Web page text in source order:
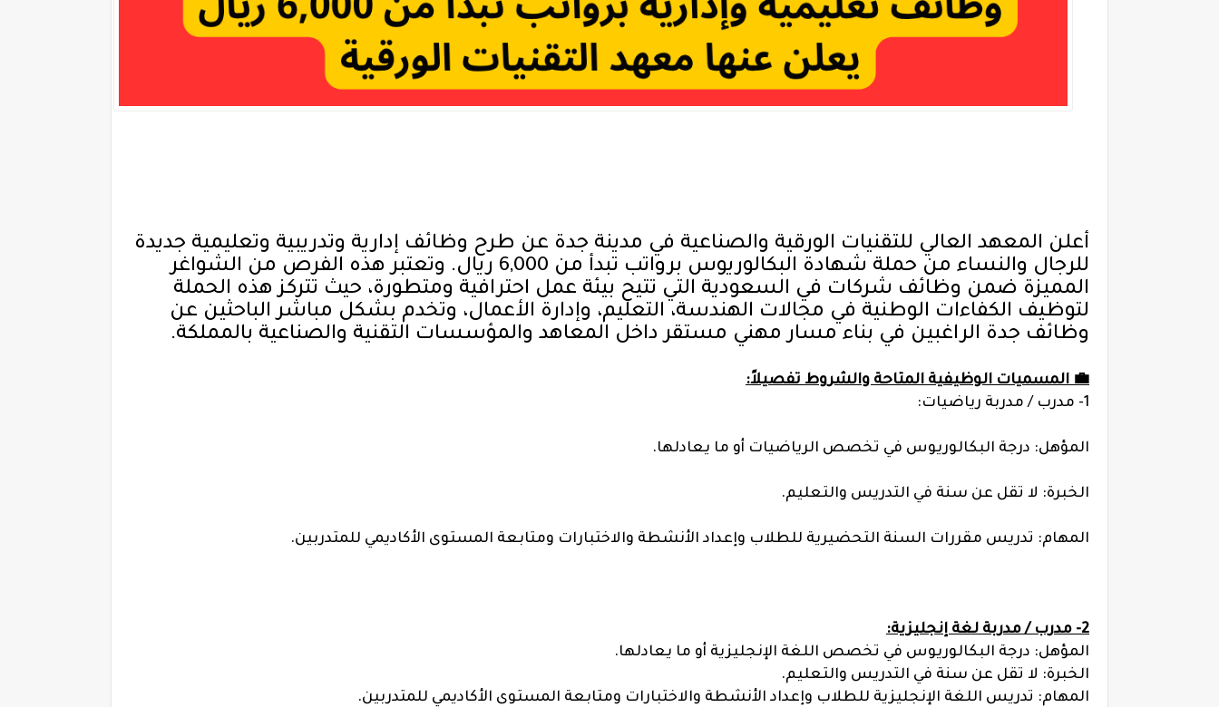
أعلن المعهد العالي للتقنيات الورقية والصناعية في مدينة جدة عن طرح وظائف إدارية وتدريبية وتعليمية جديدة
للرجال والنساء من حملة شهادة البكالوريوس برواتب تبدأ من 6,000 ريال. وتعتبر هذه الفرص من الشواغر
المميزة ضمن وظائف شركات في السعودية التي تتيح بيئة عمل احترافية ومتطورة، حيث تتركز هذه الحملة
لتوظيف الكفاءات الوطنية في مجالات الهندسة، التعليم، وإدارة الأعمال، وتخدم بشكل مباشر الباحثين عن
وظائف جدة الراغبين في بناء مسار مهني مستقر داخل المعاهد والمؤسسات التقنية والصناعية بالمملكة.
💼 المسميات الوظيفية المتاحة والشروط تفصيلاً:
1- مدرب / مدربة رياضيات:
المؤهل: درجة البكالوريوس في تخصص الرياضيات أو ما يعادلها.
الخبرة: لا تقل عن سنة في التدريس والتعليم.
المهام: تدريس مقررات السنة التحضيرية للطلاب وإعداد الأنشطة والاختبارات ومتابعة المستوى الأكاديمي للمتدربين.
2- مدرب / مدربة لغة إنجليزية:
المؤهل: درجة البكالوريوس في تخصص اللغة الإنجليزية أو ما يعادلها.
الخبرة: لا تقل عن سنة في التدريس والتعليم.
المهام: تدريس اللغة الإنجليزية للطلاب وإعداد الأنشطة والاختبارات ومتابعة المستوى الأكاديمي للمتدربين.